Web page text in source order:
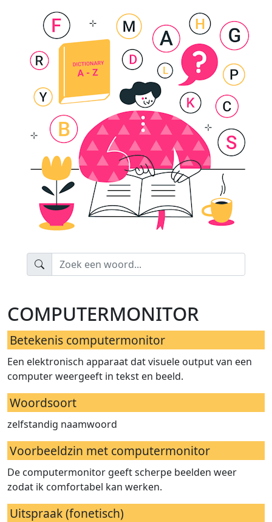
computermonitor
Betekenis computermonitor
Een elektronisch apparaat dat visuele output van een
computer weergeeft in tekst en beeld.
Woordsoort
zelfstandig naamwoord
Voorbeeldzin met computermonitor
De computermonitor geeft scherpe beelden weer
zodat ik comfortabel kan werken.
Uitspraak (fonetisch)